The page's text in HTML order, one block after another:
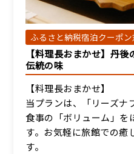
【
室
ふるさと納税宿泊クーポ
【料理長おまかせ】丹
伝統の味
【料理長おまかせ】
当プランは、「リーズナ
食事の「ボリューム」を
す。お気軽に旅館での癒
す。